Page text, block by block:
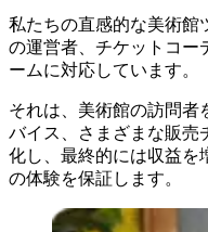
私たちの直感的な美術館
の運営者、チケットコー
ームに対応しています。
それは、美術館の訪問者
バイス、さまざまな販売
化し、最終的には収益を
の体験を保証します。